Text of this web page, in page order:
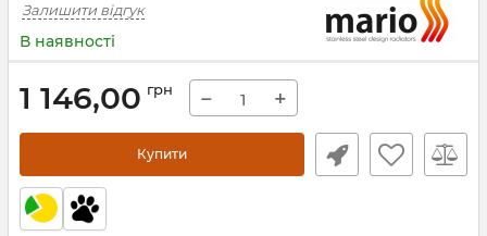
Залишити відгук
В наявності
1 146,00 грн − +
Купити